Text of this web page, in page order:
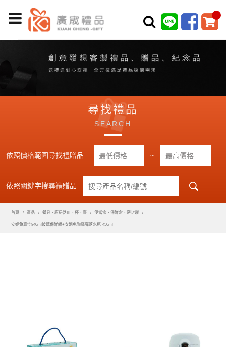
尋找禮品
SEARCH
依照價格範圍尋找禮贈品 ~
依照關鍵字搜尋禮贈品
首頁 產品 餐具、廚房器皿、杯、壺 便當盒、保鮮盒、密封罐
安妮兔真空840ml玻璃保鮮組+安妮兔陶瓷彈蓋水瓶-450ml